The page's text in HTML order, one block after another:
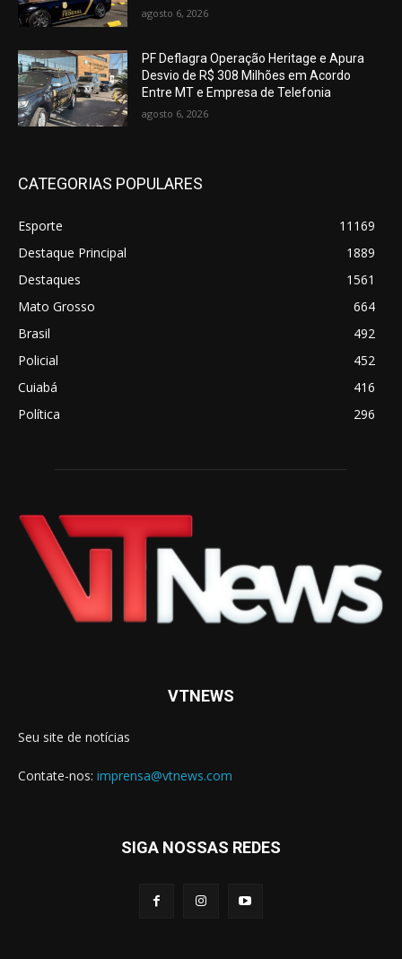
agosto 6, 2026
PF Deflagra Operação Heritage e Apura
Desvio de R$ 308 Milhões em Acordo
Entre MT e Empresa de Telefonia
agosto 6, 2026
CATEGORIAS POPULARES
Esporte
11169
Destaque Principal
1889
Destaques
1561
Mato Grosso
664
Brasil
492
Policial
452
Cuiabá
416
Política
296
VTNEWS
Seu site de notícias
Contate-nos: imprensa@vtnews.com
SIGA NOSSAS REDES